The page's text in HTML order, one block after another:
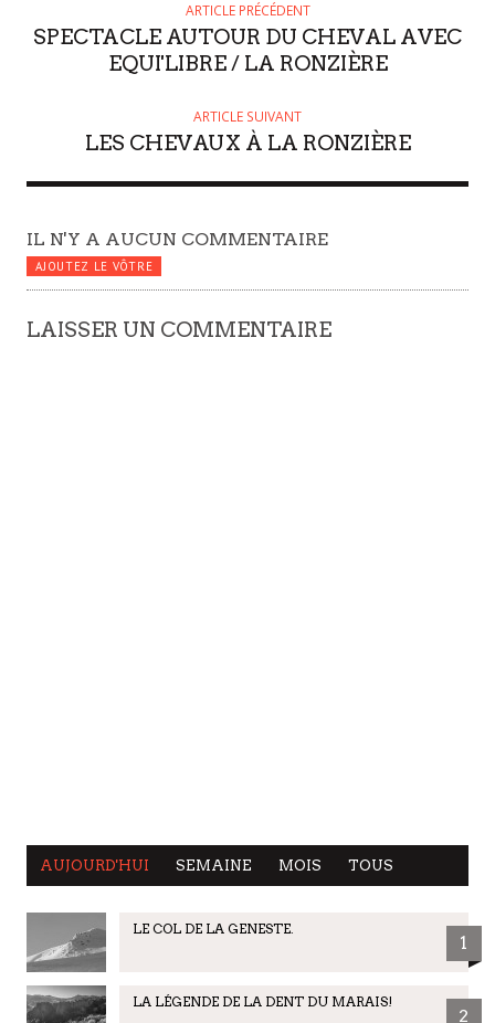
U
ARTICLE PRÉCÉDENT
SPECTACLE AUTOUR DU CHEVAL AVEC
EQUI'LIBRE / LA RONZIÈRE
ARTICLE SUIVANT
LES CHEVAUX À LA RONZIÈRE
IL N'Y A AUCUN COMMENTAIRE
AJOUTEZ LE VÔTRE
LAISSER UN COMMENTAIRE
AUJOURD'HUI SEMAINE MOIS TOUS
LE COL DE LA GENESTE.
1
LA LÉGENDE DE LA DENT DU MARAIS!
2